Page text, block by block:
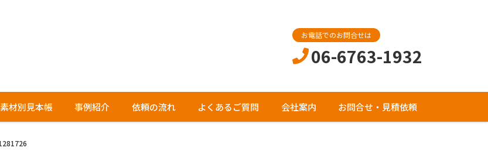
お電話でのお問合せは
06-6763-1932
素材別見本帳 事例紹介 依頼の流れ よくあるご質問 会社案内 お問合せ・見積依頼